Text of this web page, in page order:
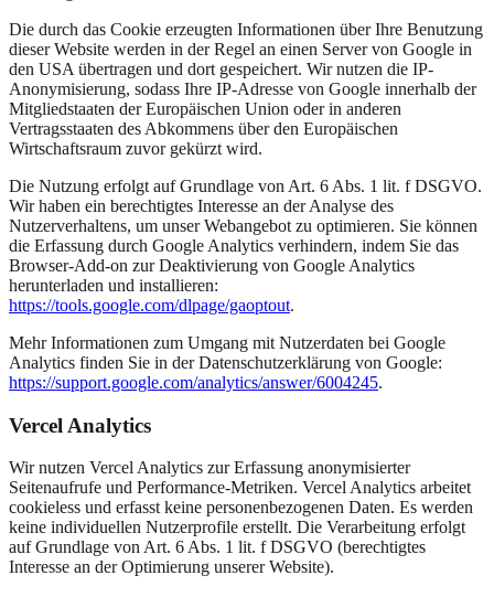
Die durch das Cookie erzeugten Informationen über Ihre Benutzung
dieser Website werden in der Regel an einen Server von Google in
den USA übertragen und dort gespeichert. Wir nutzen die IP-
Anonymisierung, sodass Ihre IP-Adresse von Google innerhalb der
Mitgliedstaaten der Europäischen Union oder in anderen
Vertragsstaaten des Abkommens über den Europäischen
Wirtschaftsraum zuvor gekürzt wird.
Die Nutzung erfolgt auf Grundlage von Art. 6 Abs. 1 lit. f DSGVO.
Wir haben ein berechtigtes Interesse an der Analyse des
Nutzerverhaltens, um unser Webangebot zu optimieren. Sie können
die Erfassung durch Google Analytics verhindern, indem Sie das
Browser-Add-on zur Deaktivierung von Google Analytics
herunterladen und installieren:
https://tools.google.com/dlpage/gaoptout.
Mehr Informationen zum Umgang mit Nutzerdaten bei Google
Analytics finden Sie in der Datenschutzerklärung von Google:
https://support.google.com/analytics/answer/6004245.
Vercel Analytics
Wir nutzen Vercel Analytics zur Erfassung anonymisierter
Seitenaufrufe und Performance-Metriken. Vercel Analytics arbeitet
cookieless und erfasst keine personenbezogenen Daten. Es werden
keine individuellen Nutzerprofile erstellt. Die Verarbeitung erfolgt
auf Grundlage von Art. 6 Abs. 1 lit. f DSGVO (berechtigtes
Interesse an der Optimierung unserer Website).